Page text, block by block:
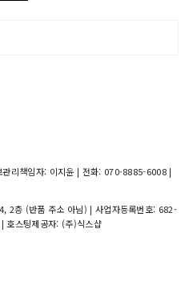
리책임자: 이지윤 | 전화: 070-8885-6008 |
2층 (반품 주소 아님) | 사업자등록번호: 682-
| 호스팅제공자: (주)식스샵